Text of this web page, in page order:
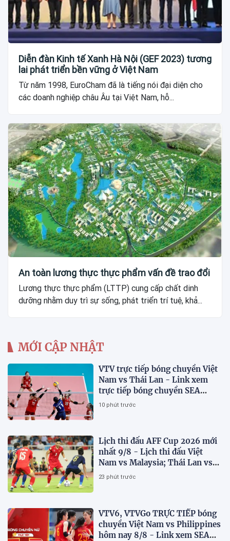
Diễn đàn Kinh tế Xanh Hà Nội (GEF 2023) tương
lai phát triển bền vững ở Việt Nam
Từ năm 1998, EuroCham đã là tiếng nói đại diện cho
các doanh nghiệp châu Âu tại Việt Nam, hỗ...
An toàn lương thực thực phẩm vấn đề trao đổi
Lương thực thực phẩm (LTTP) cung cấp chất dinh
dưỡng nhằm duy trì sự sống, phát triển trí tuệ, khả...
MỚI CẬP NHẬT
VTV trực tiếp bóng chuyền Việt
Nam vs Thái Lan - Link xem
trực tiếp bóng chuyền SEA
V.Cup 2026 hôm nay 9/8
10 phút trước
Lịch thi đấu AFF Cup 2026 mới
nhất 9/8 - Lịch thi đấu Việt
Nam vs Malaysia; Thái Lan vs
Singapore
23 phút trước
VTV6, VTVGo TRỰC TIẾP bóng
chuyền Việt Nam vs Philippines
hôm nay 8/8 - Link xem SEA